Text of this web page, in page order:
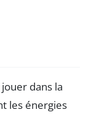
dans la
les énergies